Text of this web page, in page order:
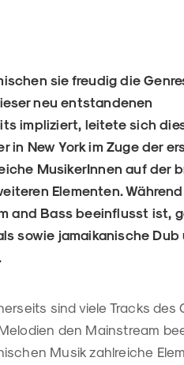
sie freudig die
neu entstandenen
impliziert, leitete sich
in New York im Zuge der
MusikerInnen auf der
Elementen.
and Bass beeinflusst ist,
sowie jamaikanische Dub
sind viele Tracks des
den Mainstream
Musik zahlreiche